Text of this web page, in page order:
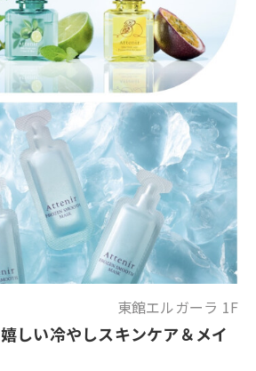
東館エルガーラ 1F
しい冷やしスキンケア＆メイ